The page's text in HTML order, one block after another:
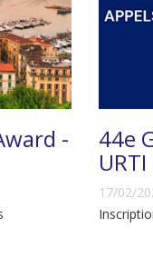
- 44e
17/02/